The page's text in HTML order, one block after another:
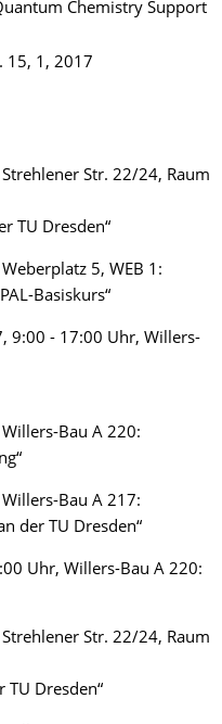
Chemistry Support
15, 1, 2017
Str. 22/24, Raum
TU Dresden“
5, WEB 1:
Basiskurs“
9:00 - 17:00 Uhr, Willers-
Bau A 220:
Bau A 217:
der TU Dresden“
Uhr, Willers-Bau A 220:
Str. 22/24, Raum
TU Dresden“